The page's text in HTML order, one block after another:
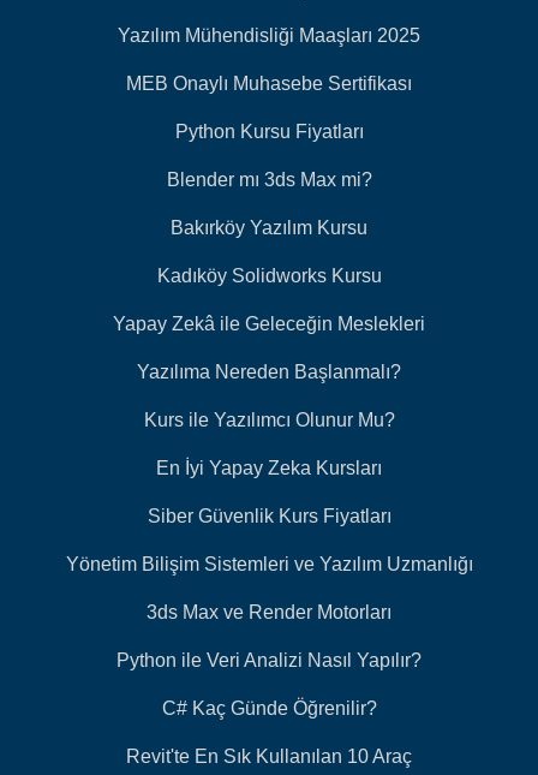
Yazılım Mühendisliği Maaşları 2025
MEB Onaylı Muhasebe Sertifikası
Python Kursu Fiyatları
Blender mı 3ds Max mi?
Bakırköy Yazılım Kursu
Kadıköy Solidworks Kursu
Yapay Zekâ ile Geleceğin Meslekleri
Yazılıma Nereden Başlanmalı?
Kurs ile Yazılımcı Olunur Mu?
En İyi Yapay Zeka Kursları
Siber Güvenlik Kurs Fiyatları
Yönetim Bilişim Sistemleri ve Yazılım Uzmanlığı
3ds Max ve Render Motorları
Python ile Veri Analizi Nasıl Yapılır?
C# Kaç Günde Öğrenilir?
Revit'te En Sık Kullanılan 10 Araç